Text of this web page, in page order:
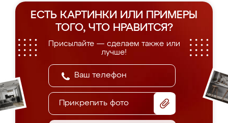
ЕСТЬ КАРТИНКИ ИЛИ ПРИМЕРЫ
ТОГО, ЧТО НРАВИТСЯ?
Присылайте — сделаем также или
лучше!
Прикрепить фото